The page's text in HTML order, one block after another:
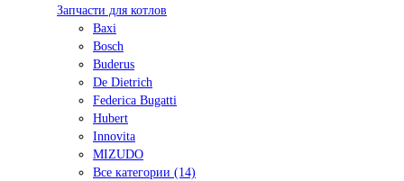
Запчасти для котлов
Baxi
Bosch
Buderus
De Dietrich
Federica Bugatti
Hubert
Innovita
MIZUDO
Все категории (14)